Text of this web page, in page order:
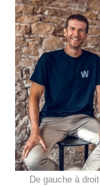
De gauche à